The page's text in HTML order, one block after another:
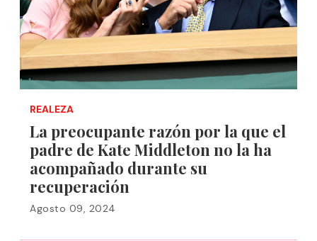
REALEZA
La preocupante razón por la que el
padre de Kate Middleton no la ha
acompañado durante su
recuperación
Agosto 09, 2024